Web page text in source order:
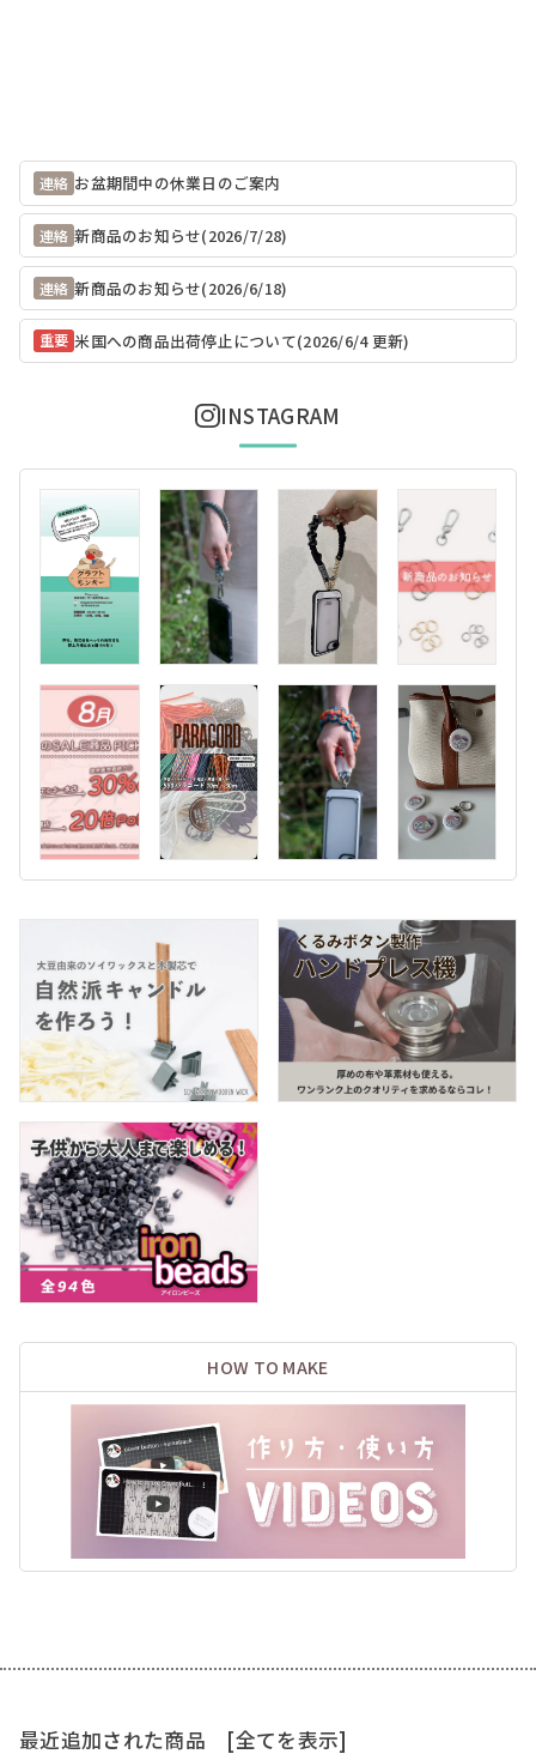
連絡 お盆期間中の休業日のご案内
連絡 新商品のお知らせ(2026/7/28)
連絡 新商品のお知らせ(2026/6/18)
重要 米国への商品出荷停止について(2026/6/4 更新)
INSTAGRAM
HOW TO MAKE
最近追加された商品 [全てを表示]